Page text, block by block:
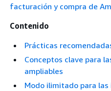
facturación y compra de
Contenido
Prácticas
Conceptos clave para
ampliables
Modo ilimitado para